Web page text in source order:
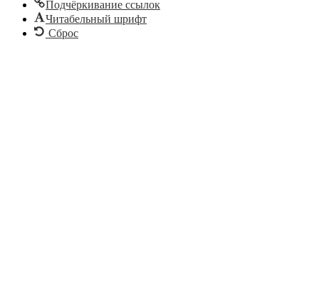
Подчёркивание ссылок
Читабельный шрифт
Сброс